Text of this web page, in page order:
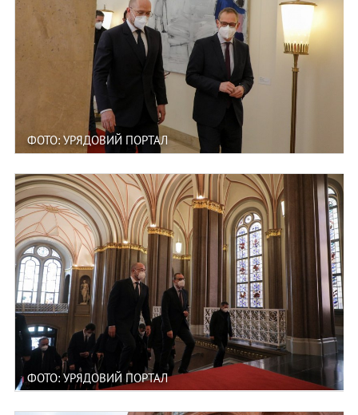
ФОТО: УРЯДОВИЙ ПОРТАЛ
ФОТО: УРЯДОВИЙ ПОРТАЛ